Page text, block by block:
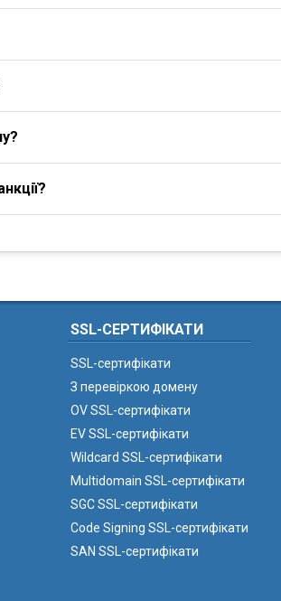
SSL-СЕРТИФІКАТИ
SSL-сертифікати
З перевіркою домену
OV SSL-сертифікати
EV SSL-сертифікати
Wildcard SSL-сертифікати
Multidomain SSL-сертифікати
SGC SSL-сертифікати
Code Signing SSL-сертифікати
SAN SSL-сертифікати